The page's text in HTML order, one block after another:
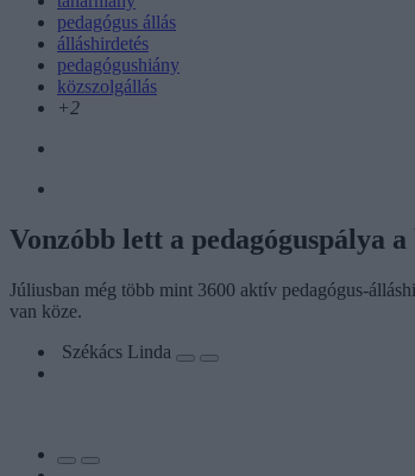
pedagógus állás
álláshirdetés
pedagógushiány
közszolgállás
+2
Vonzóbb lett a pedagóguspálya
Júliusban még több mint 3600 aktív pedagógus-
van köze.
Székács Linda